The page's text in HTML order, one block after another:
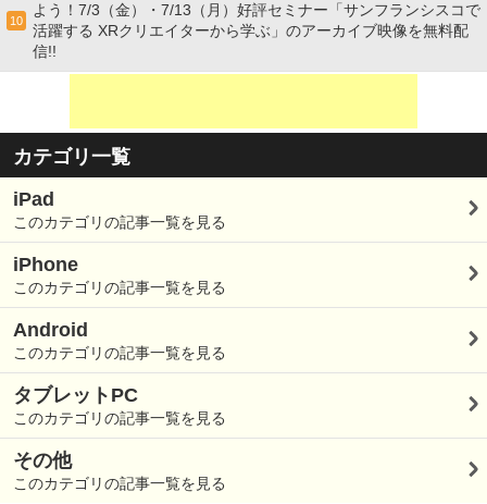
10
よう！7/3（金）・7/13（月）好評セミナー「サンフランシスコで
活躍する XRクリエイターから学ぶ」のアーカイブ映像を無料配
信!!
カテゴリ一覧
iPad
このカテゴリの記事一覧を見る
iPhone
このカテゴリの記事一覧を見る
Android
このカテゴリの記事一覧を見る
タブレットPC
このカテゴリの記事一覧を見る
その他
このカテゴリの記事一覧を見る